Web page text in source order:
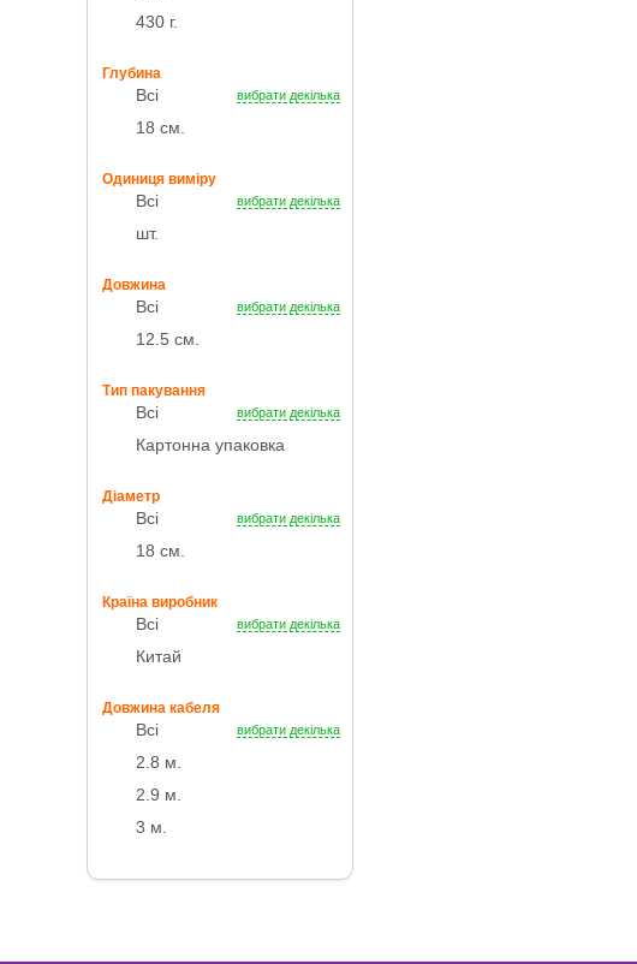
430 г.
Глубина
Всі вибрати декілька
18 см.
Одиниця виміру
Всі вибрати декілька
шт.
Довжина
Всі вибрати декілька
12.5 см.
Тип пакування
Всі вибрати декілька
Картонна упаковка
Дiаметр
Всі вибрати декілька
18 см.
Країна виробник
Всі вибрати декілька
Китай
Довжина кабеля
Всі вибрати декілька
2.8 м.
2.9 м.
3 м.